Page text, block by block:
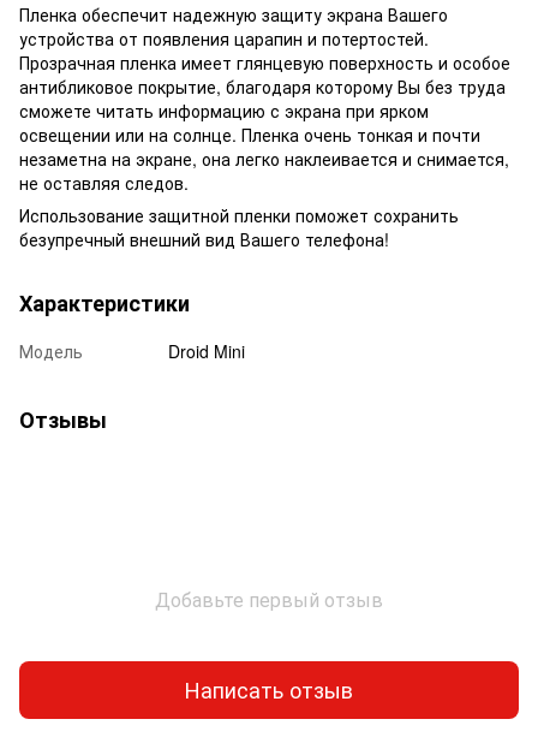
Пленка обеспечит надежную защиту экрана Вашего
устройства от появления царапин и потертостей.
Прозрачная пленка имеет глянцевую поверхность и особое
антибликовое покрытие, благодаря которому Вы без труда
сможете читать информацию с экрана при ярком
освещении или на солнце. Пленка очень тонкая и почти
незаметна на экране, она легко наклеивается и снимается,
не оставляя следов.
Использование защитной пленки поможет сохранить
безупречный внешний вид Вашего телефона!
Характеристики
Модель Droid Mini
Отзывы
Добавьте первый отзыв
Написать отзыв